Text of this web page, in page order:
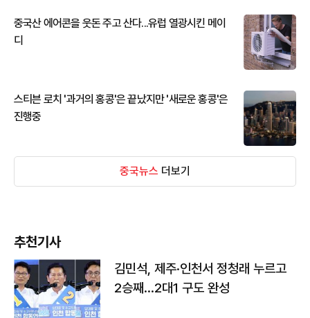
중국산 에어콘을 웃돈 주고 산다...유럽 열광시킨 메이
디
스티븐 로치 '과거의 홍콩'은 끝났지만 '새로운 홍콩'은
진행중
중국뉴스 더보기
추천기사
김민석, 제주·인천서 정청래 누르고
2승째…2대1 구도 완성